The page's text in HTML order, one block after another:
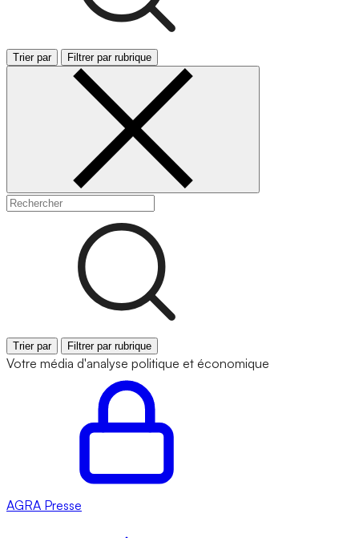
Trier par Filtrer par rubrique
Trier par Filtrer par rubrique
Votre média d'analyse politique et économique
AGRA Presse